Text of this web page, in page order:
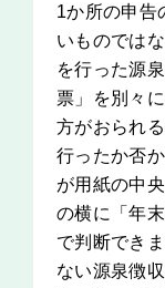
1か所の申告
いものでは
を行った源
票」を別々
方がおられ
行ったか否
が用紙の中
の横に「年
で判断でき
ない源泉徴